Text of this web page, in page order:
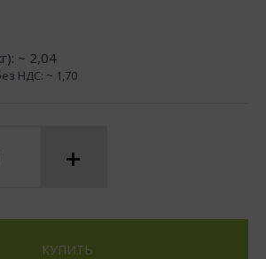
~ 2,04
НДС: ~ 1,70
+
КУПИТЬ